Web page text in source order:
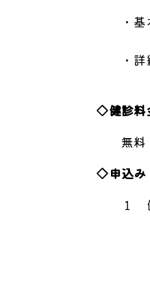
・基本的
血
・詳細な
血
◇健診料
無料
◇申込み
１ 健康
（氏名
・電話
・二